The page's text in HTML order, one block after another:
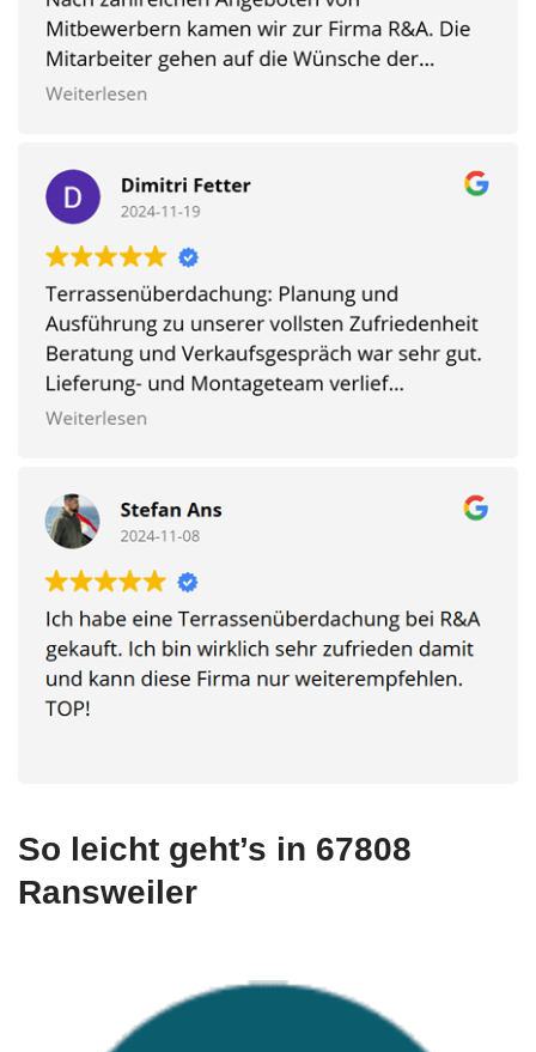
So leicht geht’s in 67808
Ransweiler